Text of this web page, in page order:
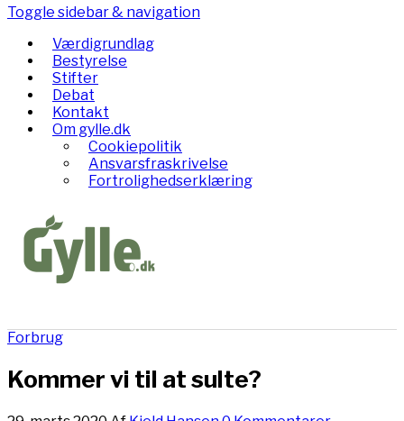
Toggle sidebar & navigation
Værdigrundlag
Bestyrelse
Stifter
Debat
Kontakt
Om gylle.dk
Cookiepolitik
Ansvarsfraskrivelse
Fortrolighedserklæring
Forbrug
Kommer vi til at sulte?